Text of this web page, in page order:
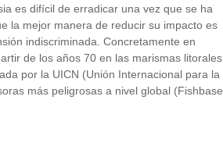
es difícil de erradicar una vez que se ha
la mejor manera de reducir su impacto es
indiscriminada. Concretamente en
de los años 70 en las marismas litorales
por la UICN (Unión Internacional para la
más peligrosas a nivel global (Fishbase,